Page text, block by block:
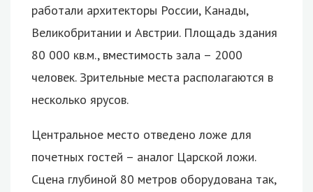
работали архитекторы России, Канады,
Великобритании и Австрии. Площадь здания
80 000 кв.м., вместимость зала – 2000
человек. Зрительные места располагаются в
несколько ярусов.
Центральное место отведено ложе для
почетных гостей – аналог Царской ложи.
Сцена глубиной 80 метров оборудована так,